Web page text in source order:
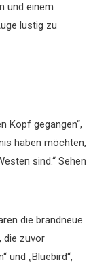
und einem
lustig zu
Kopf gegangen“,
haben möchten,
sind.“ Sehen
die brandneue
die zuvor
und „Bluebird“,